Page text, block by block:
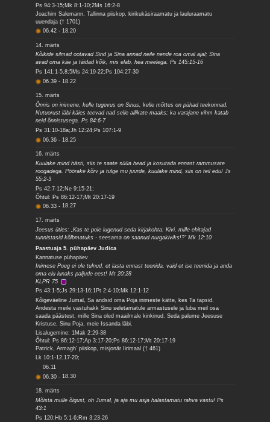
Ps 94:3-15;Mk 8:1-10;2Ms 16:2-8
Joachim Salemann, Tallinna piiskop, kirikukäsiraamatu ja lauluraamatu
uuendaja († 1701)
06.42- 18.20
14. märts
Kõikide silmad ootavad Sind ja Sina annad neile nende roa omal ajal; Sina
avad oma käe ja täidad kõik, mis elab, hea meelega. Ps 145:15-16
Ps 141:1-5,8;5Ms 24:19-22;Ps 104:27-30
06.39- 18.22
15. märts
Õnnis on inimene, kelle tugevus on Sinus, kelle mõttes on pühad teekonnad.
Nutuorust läbi käies teevad nad selle allikate maaks; ka varajane vihm katab
neid õnnistusega. Ps 84:6-7
Ps 31:10-18a;Jh 12:24;Ps 107:1-9
06.36- 18.25
16. märts
Kuulake mind hästi, siis te saate süüa head ja kosutada ennast rammusate
roogadega. Pöörake kõrv ja tulge mu juurde, kuulake mind, siis on teil edu! Js
55:2-3
Ps 42:7-12;Ne 9:15-21;
Õhtul: Ps 86:12-17;Mt 20:17-19
06.33-18.27
17. märts
Jeesus ütles: „Kas te pole lugenud seda kirjakohta: Kivi, mille ehitajad
tunnistasid kõlbmatuks - seesama on saanud nurgakiviks!?“ Mk 12:10
Paastuaja 5. pühapäev Judica
Kannatuse pühapäev
Inimese Poeg ei ole tulnud, et lasta ennast teenida, vaid et ise teenida ja anda
oma elu lunaks paljude eest! Mt 20:28
KLPR 75
Ps 43:1-5;Js 29:13-16;1Pt 2:4-10;Mk 12:1-12
Kõigeväeline Jumal, Sa andsid oma Poja inimeste kätte, kes Ta tapsid.
Andesta meile vastuhakk Sinu seletamatule armastusele ja luba meil osa
saada päästest, mille Sina oled maailmale kinkinud. Seda palume Jeesuse
Kristuse, Sinu Poja, meie Issanda läbi.
Lisalugemine: 1Mak 2:29-38
Õhtul: Ps 86:12-17;Ap 3:17-20;Ps 86:12-17;Mt 20:17-19
Patrick, Armagh’ piiskop, misjonär Iirimaal († 461)
Lk 10:1-12,17-20;
06.11
06.30-18.30
18. märts
Mõista mulle õigust, oh Jumal, ja aja mu asja halastamatu rahva vastu! Ps
43:1
Ps 120;Hb 5:1-6;Rm 3:23-26